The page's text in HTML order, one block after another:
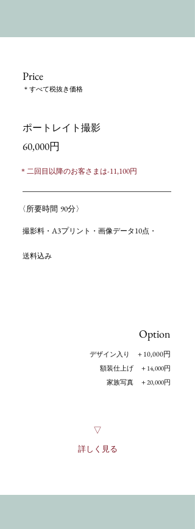
Price
​＊すべて税抜き価格
ポートレイト撮影
60,000円
＊二回目以降のお客さまは-11,100円
〈所要時間 90分〉
撮影料・ A3プリント・画像データ 10点・
送料込み
Option
デザイン入り ＋ 10,000円
額装仕上げ ＋ 14,000円
家族写真 ＋20,000円
​▽
詳しく見る